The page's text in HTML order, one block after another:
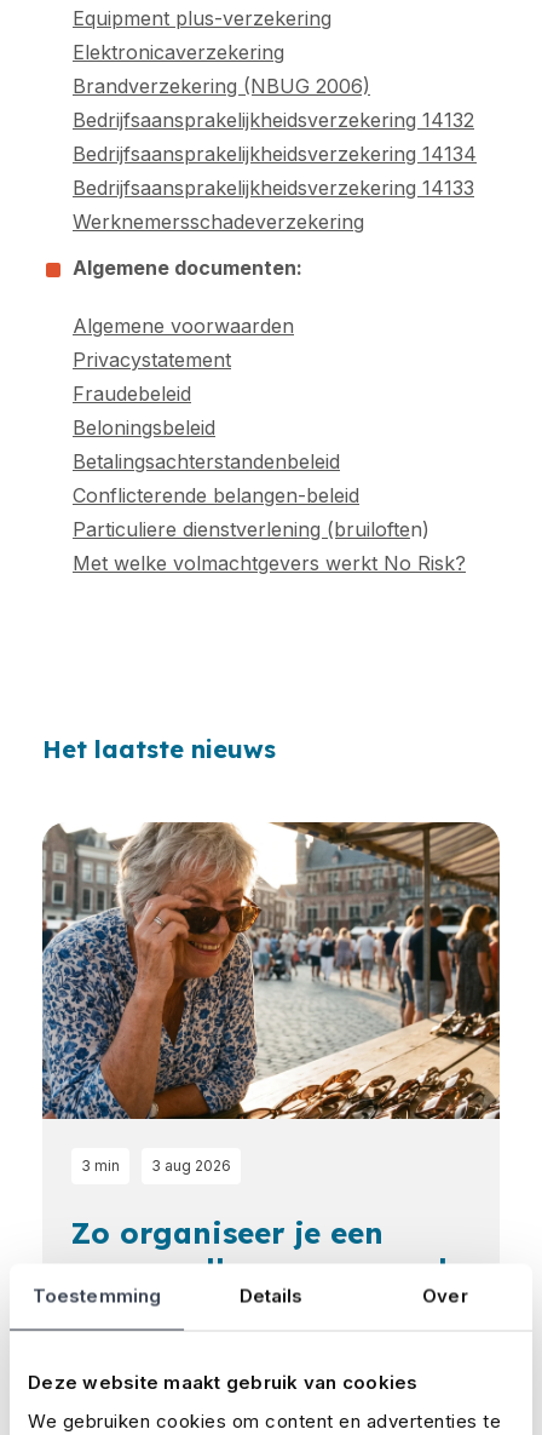
Toestemming Details Over
Deze website maakt gebruik van cookies
We gebruiken cookies om content en advertenties te
Equipment plus-verzekering
Elektronicaverzekering
Brandverzekering (NBUG 2006)
Bedrijfsaansprakelijkheidsverzekering 14132
Bedrijfsaansprakelijkheidsverzekering 14134
Bedrijfsaansprakelijkheidsverzekering 14133
Werk​ne​mers​scha​de​ver​ze​ke​ring
Algemene documenten:
Algemene voorwaarden
Privacystatement
Fraudebeleid
Beloningsbeleid
Betalingsachterstandenbeleid
Conflicterende belangen-beleid
Particuliere dienstverlening (bruiloften)
Met welke volmachtgevers werkt No Risk?
Het laatste nieuws
3 min 3 aug 2026
Zo organiseer je een
succesvolle, maar vooral
veilige braderie
de brouwerij en gezelligheid in de straten.